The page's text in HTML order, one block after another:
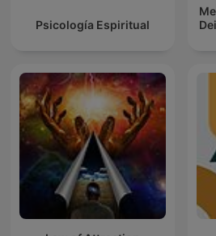
Psicología Espiritual